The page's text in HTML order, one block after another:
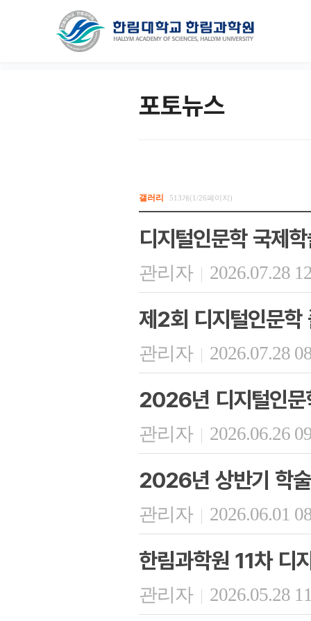
포토뉴스
갤러리 513개(1/26페이지)
디지털인문학 국제
관리자 | 2026.07.28
제2회 디지털인문
관리자 | 2026.07.28
2026년 디지털인문
관리자 | 2026.06.26
2026년 상반기 학
관리자 | 2026.06.01
한림과학원 11차 디
관리자 | 2026.05.28